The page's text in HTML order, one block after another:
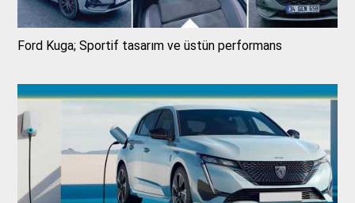
Ford Kuga; Sportif tasarım ve üstün performans